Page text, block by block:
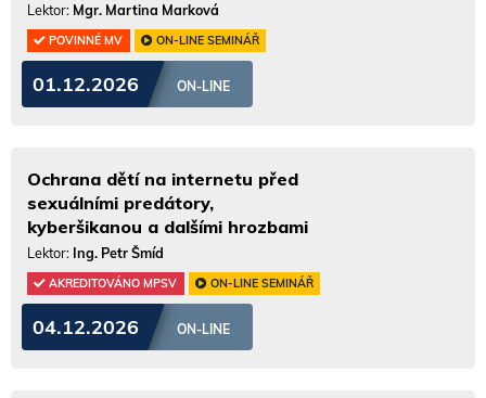
Lektor: Mgr. Martina Marková
POVINNÉ MV ON-LINE SEMINÁŘ
01.12.2026 ON-LINE
Ochrana dětí na internetu před
sexuálními predátory,
kyberšikanou a dalšími hrozbami
Lektor: Ing. Petr Šmíd
AKREDITOVÁNO MPSV ON-LINE SEMINÁŘ
04.12.2026 ON-LINE